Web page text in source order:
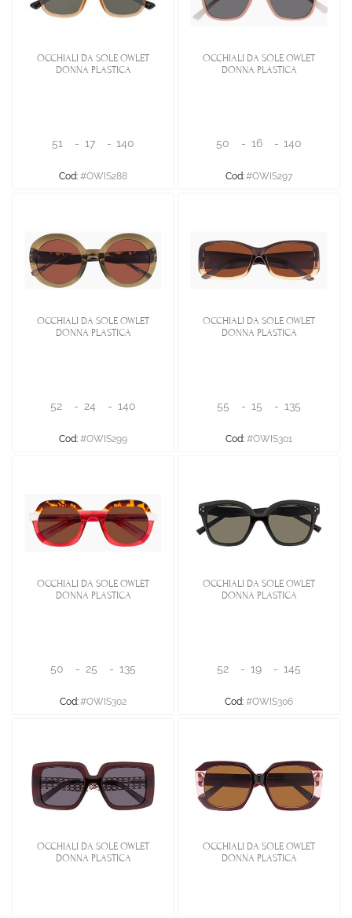
OCCHIALI DA SOLE OWLET
DONNA PLASTICA
51 - 17 - 140
Cod: #OWIS288
OCCHIALI DA SOLE OWLET
DONNA PLASTICA
50 - 16 - 140
Cod:#OWIS297
OCCHIALI DA SOLE OWLET
DONNA PLASTICA
52 - 24 - 140
Cod: #OWIS299
OCCHIALI DA SOLE OWLET
DONNA PLASTICA
55 - 15 - 135
Cod: #OWIS301
OCCHIALI DA SOLE OWLET
DONNA PLASTICA
50 - 25 - 135
Cod:#OWIS302
OCCHIALI DA SOLE OWLET
DONNA PLASTICA
52 - 19 - 145
Cod: #OWIS306
OCCHIALI DA SOLE OWLET
DONNA PLASTICA
OCCHIALI DA SOLE OWLET
DONNA PLASTICA